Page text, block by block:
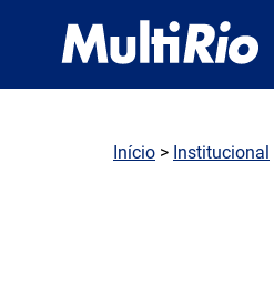
Início > Institucional